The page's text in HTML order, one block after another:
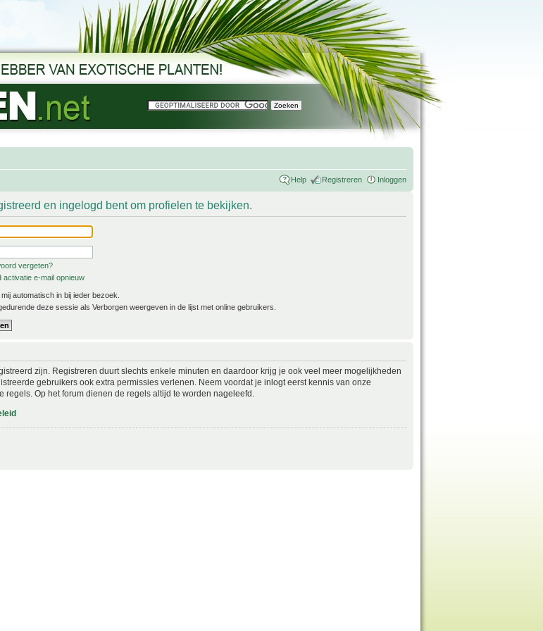
Help Registreren Inloggen
en ingelogd bent om profielen te bekijken.
vergeten?
activatie e-mail opnieuw
mij automatisch in bij ieder bezoek.
deze sessie als Verborgen weergeven in de lijst met online gebruikers.
zijn. Registreren duurt slechts enkele minuten en daardoor krijg je ook veel meer mogelijkheden
gebruikers ook extra permissies verlenen. Neem voordat je inlogt eerst kennis van onze
Op het forum dienen de regels altijd te worden nageleefd.